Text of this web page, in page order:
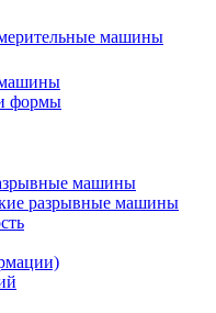
оборудования
машины
машины